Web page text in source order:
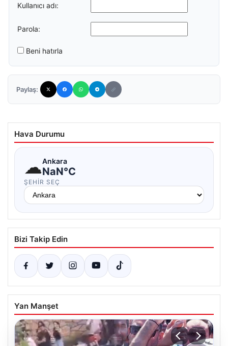
Kullanıcı adı:
Parola:
Beni hatırla
Paylaş:
Hava Durumu
☁Ankara
NaN°C
ŞEHIR SEÇ
Bizi Takip Edin
Yan Manşet